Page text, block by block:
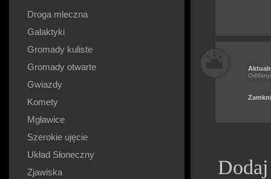
Droga mleczna
Galaktyki
Gromady kuliste
Gromady otwarte
Gwiazdy
Komety
Mgławice
Szerokie ujęcie
Układ Słoneczny
Zjawiska